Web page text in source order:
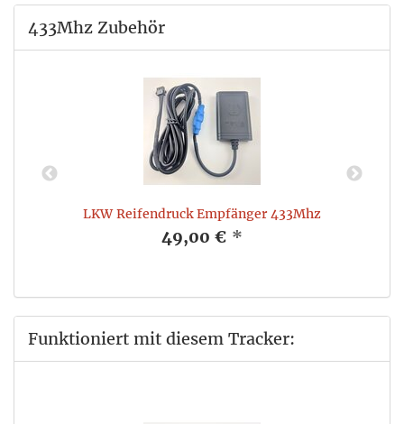
433Mhz Zubehör
LKW Reifendruck Empfänger 433Mhz
49,00 € *
Funktioniert mit diesem Tracker: